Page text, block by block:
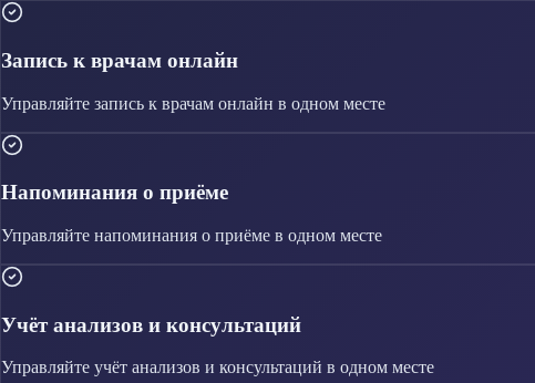
Запись к врачам онлайн
Управляйте запись к врачам онлайн в одном месте
Напоминания о приёме
Управляйте напоминания о приёме в одном месте
Учёт анализов и консультаций
Управляйте учёт анализов и консультаций в одном месте